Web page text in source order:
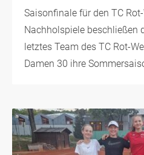
Saisonfinale für den TC
Nachholspiele beschließen
letztes Team des TC Rot-
Damen 30 ihre